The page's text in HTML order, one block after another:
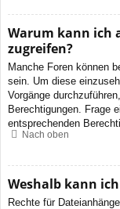
Warum kann ich
zugreifen?
Manche Foren können
sein. Um diese
Vorgänge
Berechtigungen. Frage
entsprechenden
Nach oben
Weshalb kann
Rechte für